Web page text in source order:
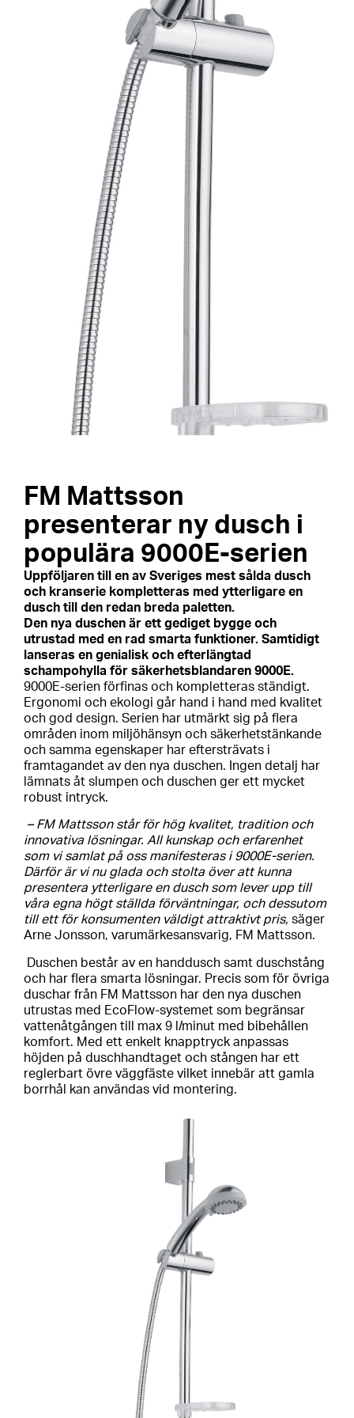
FM Mattsson
presenterar ny dusch i
populära 9000E-serien
Uppföljaren till en av Sveriges mest sålda dusch
och kranserie kompletteras med ytterligare en
dusch till den redan breda paletten.
Den nya duschen är ett gediget bygge och
utrustad med en rad smarta funktioner. Samtidigt
lanseras en genialisk och efterlängtad
schampohylla för säkerhetsblandaren 9000E.
9000E-serien förfinas och kompletteras ständigt.
Ergonomi och ekologi går hand i hand med kvalitet
och god design. Serien har utmärkt sig på flera
områden inom miljöhänsyn och säkerhetstänkande
och samma egenskaper har eftersträvats i
framtagandet av den nya duschen. Ingen detalj har
lämnats åt slumpen och duschen ger ett mycket
robust intryck.
– FM Mattsson står för hög kvalitet, tradition och
innovativa lösningar. All kunskap och erfarenhet
som vi samlat på oss manifesteras i 9000E-serien.
Därför är vi nu glada och stolta över att kunna
presentera ytterligare en dusch som lever upp till
våra egna högt ställda förväntningar, och dessutom
till ett för konsumenten väldigt attraktivt pris, säger
Arne Jonsson, varumärkesansvarig, FM Mattsson.
Duschen består av en handdusch samt duschstång
och har flera smarta lösningar. Precis som för övriga
duschar från FM Mattsson har den nya duschen
utrustas med EcoFlow-systemet som begränsar
vattenåtgången till max 9 l/minut med bibehållen
komfort. Med ett enkelt knapptryck anpassas
höjden på duschhandtaget och stången har ett
reglerbart övre väggfäste vilket innebär att gamla
borrhål kan användas vid montering.